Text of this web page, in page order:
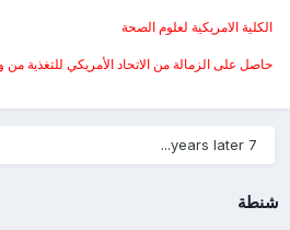
الكلية الامريكية لعلوم الصحة
حاصل على الزمالة من الاتحاد الأمريكي للتغذية من
7 years later...
شنطة